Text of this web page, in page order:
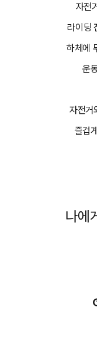
자전
라이딩
하체에
운
자전거
즐겁
나에